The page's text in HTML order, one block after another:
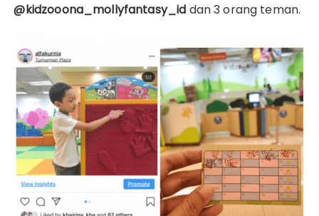
@kidzooona_mollyfantasy_id dan 3 orang teman.